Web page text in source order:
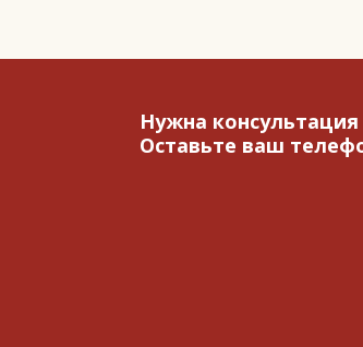
Нужна консультация
Оставьте ваш